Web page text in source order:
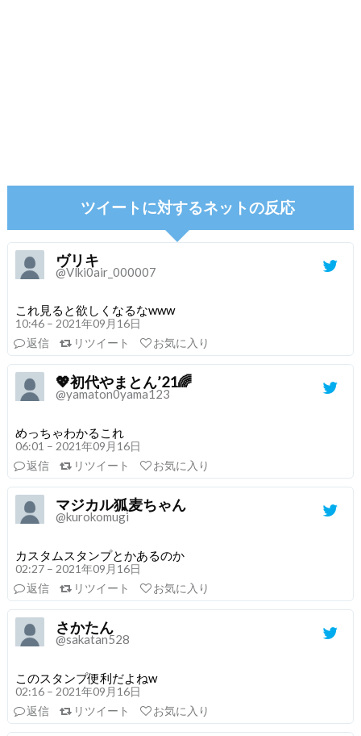
ツイートに対するネットの反応
ヴリキ
@Vlki0air_000007
これ見ると欲しくなるなwww
10:46 – 2021年09月16日
返信
リツイート お気に入り
💖初代やまとん’21🌈
@yamaton0yama123
めっちゃわかるこれ
06:01 – 2021年09月16日
返信
リツイート お気に入り
マジカル狐麦ちゃん
@kurokomugi
カスタムスタンプとかあるのか
02:27 – 2021年09月16日
返信
リツイート お気に入り
さかたん
@sakatan528
このスタンプ便利だよねw
02:16 – 2021年09月16日
返信
リツイート お気に入り